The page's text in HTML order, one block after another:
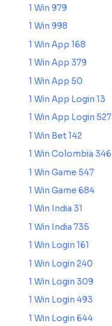
1 Win 979
1 Win 998
1 Win App 168
1 Win App 379
1 Win App 50
1 Win App Login 13
1 Win App Login 527
1 Win Bet 142
1 Win Colombia 346
1 Win Game 547
1 Win Game 684
1 Win India 31
1 Win India 735
1 Win Login 161
1 Win Login 240
1 Win Login 309
1 Win Login 493
1 Win Login 644